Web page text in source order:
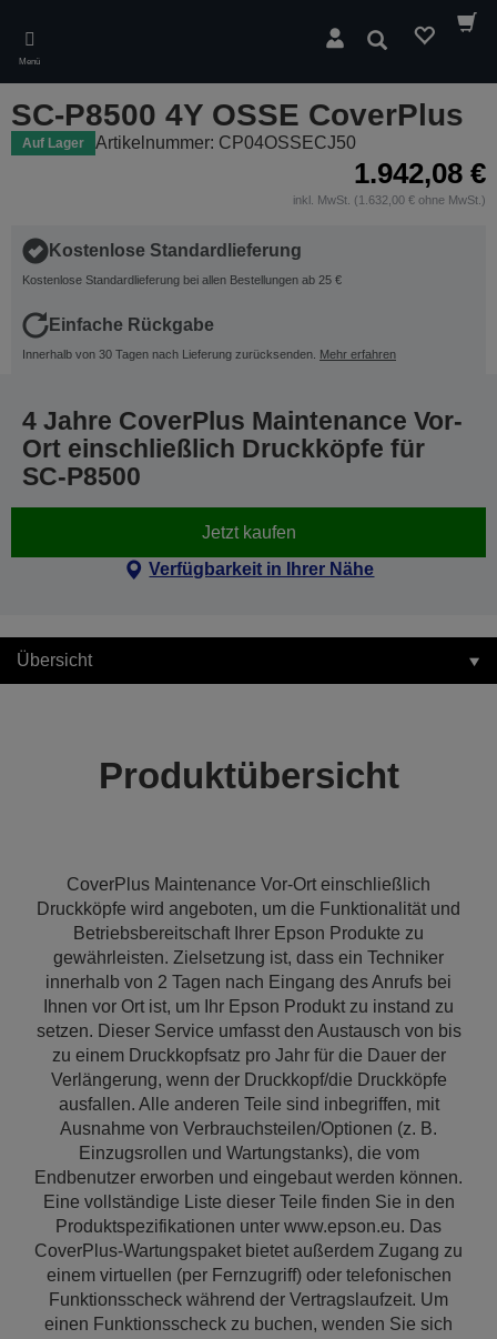
main
content
Menü
Suchen
SC-P8500 4Y OSSE CoverPlus
Auf Lager Artikelnummer: CP04OSSECJ50
1.942,08 €
inkl. MwSt. (1.632,00 € ohne MwSt.)
Kostenlose Standardlieferung
Kostenlose Standardlieferung bei allen Bestellungen ab 25 €
Einfache Rückgabe
Innerhalb von 30 Tagen nach Lieferung zurücksenden. Mehr erfahren
4 Jahre CoverPlus Maintenance Vor-
Ort einschließlich Druckköpfe für
SC-P8500
Jetzt kaufen
Verfügbarkeit in Ihrer Nähe
Übersicht
Produktübersicht
CoverPlus Maintenance Vor-Ort einschließlich
Druckköpfe wird angeboten, um die Funktionalität und
Betriebsbereitschaft Ihrer Epson Produkte zu
gewährleisten. Zielsetzung ist, dass ein Techniker
innerhalb von 2 Tagen nach Eingang des Anrufs bei
Ihnen vor Ort ist, um Ihr Epson Produkt zu instand zu
setzen. Dieser Service umfasst den Austausch von bis
zu einem Druckkopfsatz pro Jahr für die Dauer der
Verlängerung, wenn der Druckkopf/die Druckköpfe
ausfallen. Alle anderen Teile sind inbegriffen, mit
Ausnahme von Verbrauchsteilen/Optionen (z. B.
Einzugsrollen und Wartungstanks), die vom
Endbenutzer erworben und eingebaut werden können.
Eine vollständige Liste dieser Teile finden Sie in den
Produktspezifikationen unter www.epson.eu. Das
CoverPlus-Wartungspaket bietet außerdem Zugang zu
einem virtuellen (per Fernzugriff) oder telefonischen
Funktionsscheck während der Vertragslaufzeit. Um
einen Funktionsscheck zu buchen, wenden Sie sich